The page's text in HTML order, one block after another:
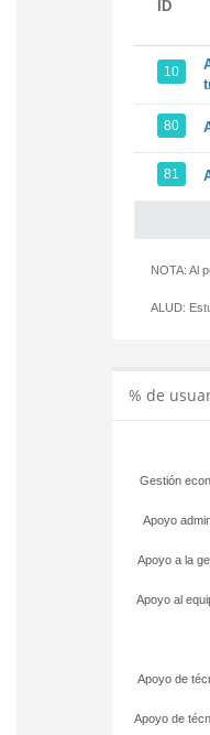
ID
10
80
81
NOTA: Al
ALUD:
% de
Apoyo de
Apoyo de
Apoyo al
Apoyo a la
Apoyo
Gestión